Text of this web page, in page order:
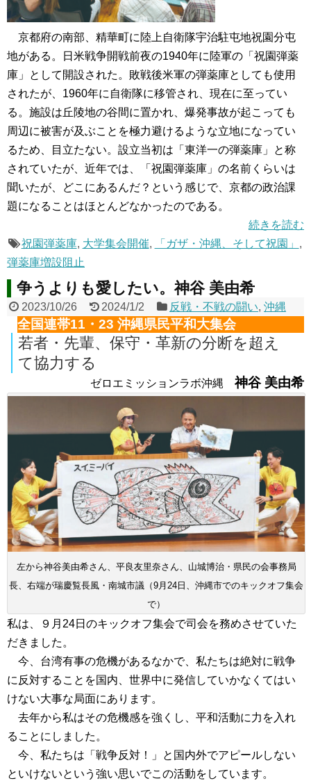
京都府の南部、精華町に陸上自衛隊宇治駐屯地祝園分屯
地がある。日米戦争開戦前夜の1940年に陸軍の「祝園弾薬
庫」として開設された。敗戦後米軍の弾薬庫としても使用
されたが、1960年に自衛隊に移管され、現在に至ってい
る。施設は丘陵地の谷間に置かれ、爆発事故が起こっても
周辺に被害が及ぶことを極力避けるような立地になってい
るため、目立たない。設立当初は「東洋一の弾薬庫」と称
されていたが、近年では、「祝園弾薬庫」の名前くらいは
聞いたが、どこにあるんだ？という感じで、京都の政治課
題になることはほとんどなかったのである。
続きを読む
祝園弾薬庫, 大学集会開催, 「ガザ・沖縄、そして祝園」 ,
弾薬庫増設阻止
争うよりも愛したい。神谷 美由希
2023/10/26 2024/1/2 反戦・不戦の闘い,沖縄
全国連帯11・23 沖縄県民平和大集会
若者・先輩、保守・革新の分断を超え
て協力する
ゼロエミッションラボ沖縄神谷 美由希
左から神谷美由希さん、平良友里奈さん、山城博治・県民の会事務局
長、右端が瑞慶覧長風・南城市議（9月24日、沖縄市でのキックオフ集会
で）
私は、９月24日のキックオフ集会で司会を務めさせていた
だきました。
今、台湾有事の危機があるなかで、私たちは絶対に戦争
に反対することを国内、世界中に発信していかなくてはい
けない大事な局面にあります。
去年から私はその危機感を強くし、平和活動に力を入れ
ることにしました。
今、私たちは「戦争反対！」と国内外でアピールしない
といけないという強い思いでこの活動をしています。